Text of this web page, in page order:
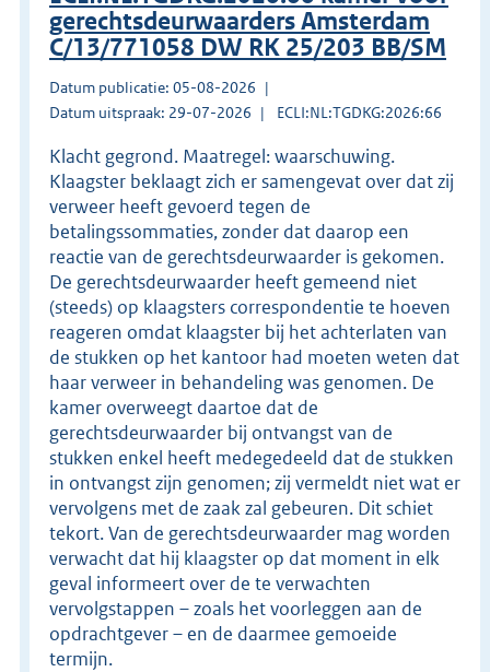
gerechtsdeurwaarders Amsterdam
C/13/771058 DW RK 25/203 BB/SM
Datum publicatie: 05-08-2026
Datum uitspraak: 29-07-2026
ECLI:NL:TGDKG:2026:66
Klacht gegrond. Maatregel: waarschuwing.
Klaagster beklaagt zich er samengevat over dat zij
verweer heeft gevoerd tegen de
betalingssommaties, zonder dat daarop een
reactie van de gerechtsdeurwaarder is gekomen.
De gerechtsdeurwaarder heeft gemeend niet
(steeds) op klaagsters correspondentie te hoeven
reageren omdat klaagster bij het achterlaten van
de stukken op het kantoor had moeten weten dat
haar verweer in behandeling was genomen. De
kamer overweegt daartoe dat de
gerechtsdeurwaarder bij ontvangst van de
stukken enkel heeft medegedeeld dat de stukken
in ontvangst zijn genomen; zij vermeldt niet wat er
vervolgens met de zaak zal gebeuren. Dit schiet
tekort. Van de gerechtsdeurwaarder mag worden
verwacht dat hij klaagster op dat moment in elk
geval informeert over de te verwachten
vervolgstappen – zoals het voorleggen aan de
opdrachtgever – en de daarmee gemoeide
termijn.